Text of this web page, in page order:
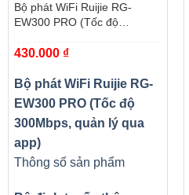
Bộ phát WiFi Ruijie RG-
EW300 PRO (Tốc độ
430.000 ₫
Bộ phát WiFi Ruijie RG-
EW300 PRO (Tốc độ
300Mbps, quản lý qua
app)
Thông số sản phẩm